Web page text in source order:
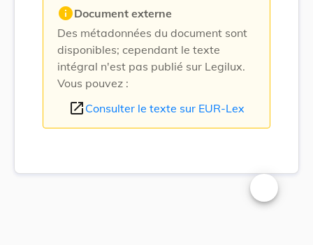
infoDocument externe
Des métadonnées du document sont
disponibles; cependant le texte
intégral n'est pas publié sur Legilux.
Vous pouvez :
open_in_new Consulter le texte sur EUR-Lex
Changer la